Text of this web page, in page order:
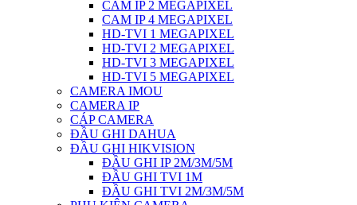
CAM IP 2 MEGAPIXEL
CAM IP 4 MEGAPIXEL
HD-TVI 1 MEGAPIXEL
HD-TVI 2 MEGAPIXEL
HD-TVI 3 MEGAPIXEL
HD-TVI 5 MEGAPIXEL
CAMERA IMOU
CAMERA IP
CÁP CAMERA
ĐẦU GHI DAHUA
ĐẦU GHI HIKVISION
ĐẦU GHI IP 2M/3M/5M
ĐẦU GHI TVI 1M
ĐẦU GHI TVI 2M/3M/5M